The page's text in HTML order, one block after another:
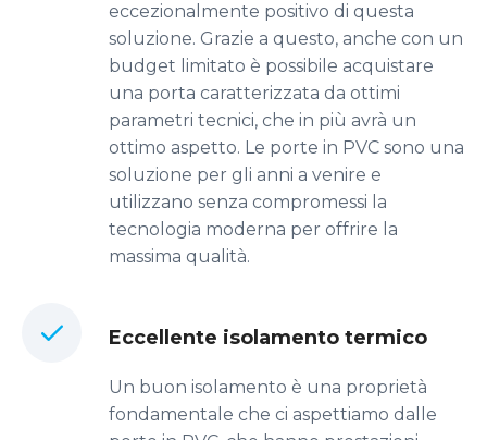
eccezionalmente positivo di questa
soluzione. Grazie a questo, anche con un
budget limitato è possibile acquistare
una porta caratterizzata da ottimi
parametri tecnici, che in più avrà un
ottimo aspetto. Le porte in PVC sono una
soluzione per gli anni a venire e
utilizzano senza compromessi la
tecnologia moderna per offrire la
massima qualità.
Eccellente isolamento termico
Un buon isolamento è una proprietà
fondamentale che ci aspettiamo dalle